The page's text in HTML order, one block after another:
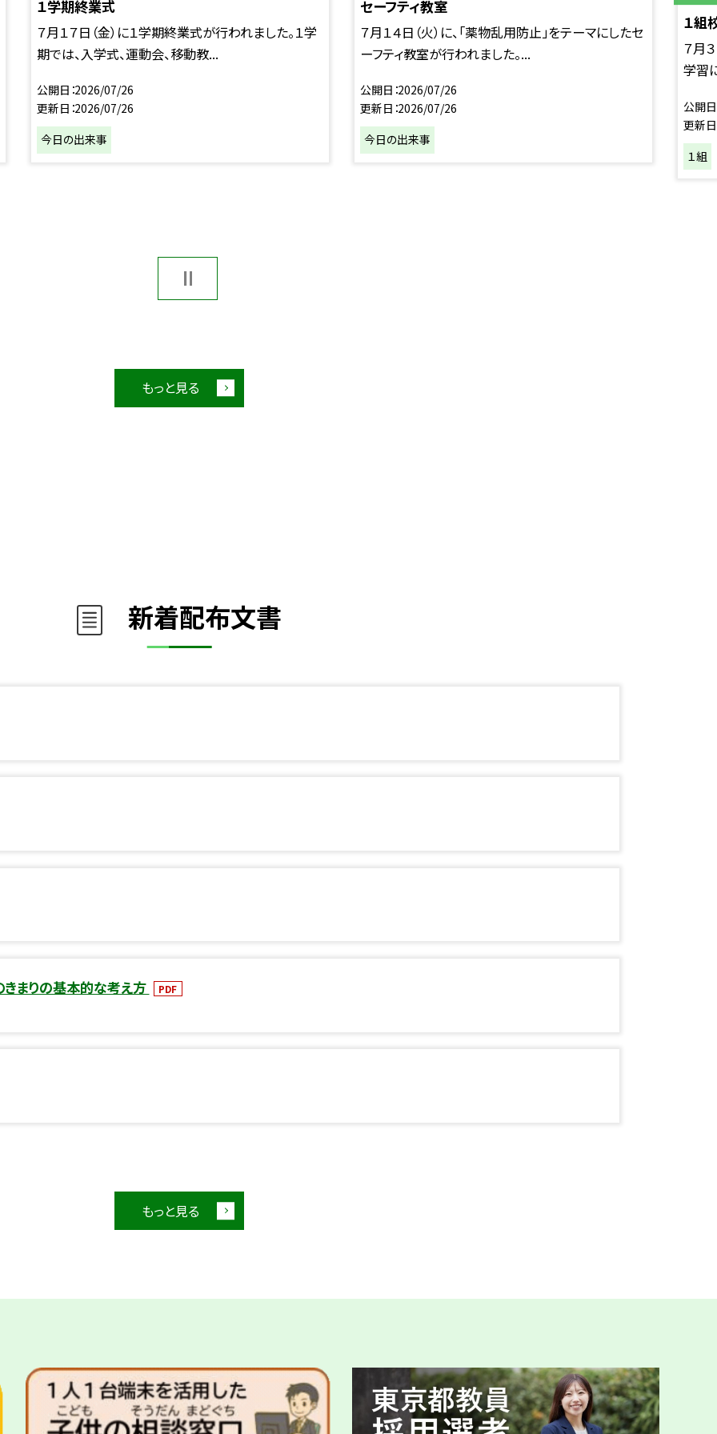
１学期終業式
７月１７日（金）に１学期終業式が行われました。１学
期では、入学式、運動会、移動教...
公開日 2026/07/26
更新日 2026/07/26
今日の出来事
セーフティ教室
７月１４日（火）に、「薬物乱用防止」をテーマにしたセ
ーフティ教室が行われました。...
公開日 2026/07/26
更新日 2026/07/26
今日の出来事
１組
７月
学習
公開日
更新日
１組
もっと見る
新着配布文書
まりの基本的な考え方
PDF
もっと見る